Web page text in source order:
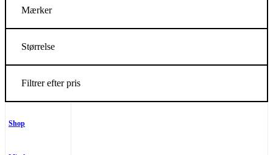
Mærker
Størrelse
Filtrer efter pris
Shop